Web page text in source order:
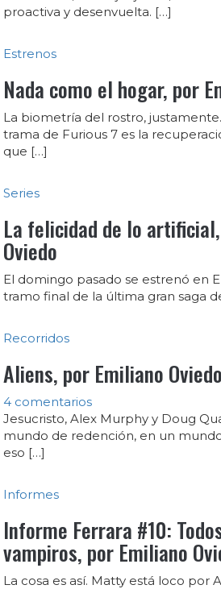
proactiva y desenvuelta. […]
Estrenos
Nada como el hogar, por
La biometría del rostro,
trama de Furious 7 es la
que […]
Series
La felicidad de lo
Oviedo
El domingo pasado se estrenó en
tramo final de la última gran saga
Recorridos
Aliens, por Emiliano Oviedo
4 comentarios
Jesucristo, Alex Murphy y Doug
mundo de redención, en un
eso […]
Informes
Informe Ferrara #10:
vampiros, por Emiliano
La cosa es así. Matty está loco por